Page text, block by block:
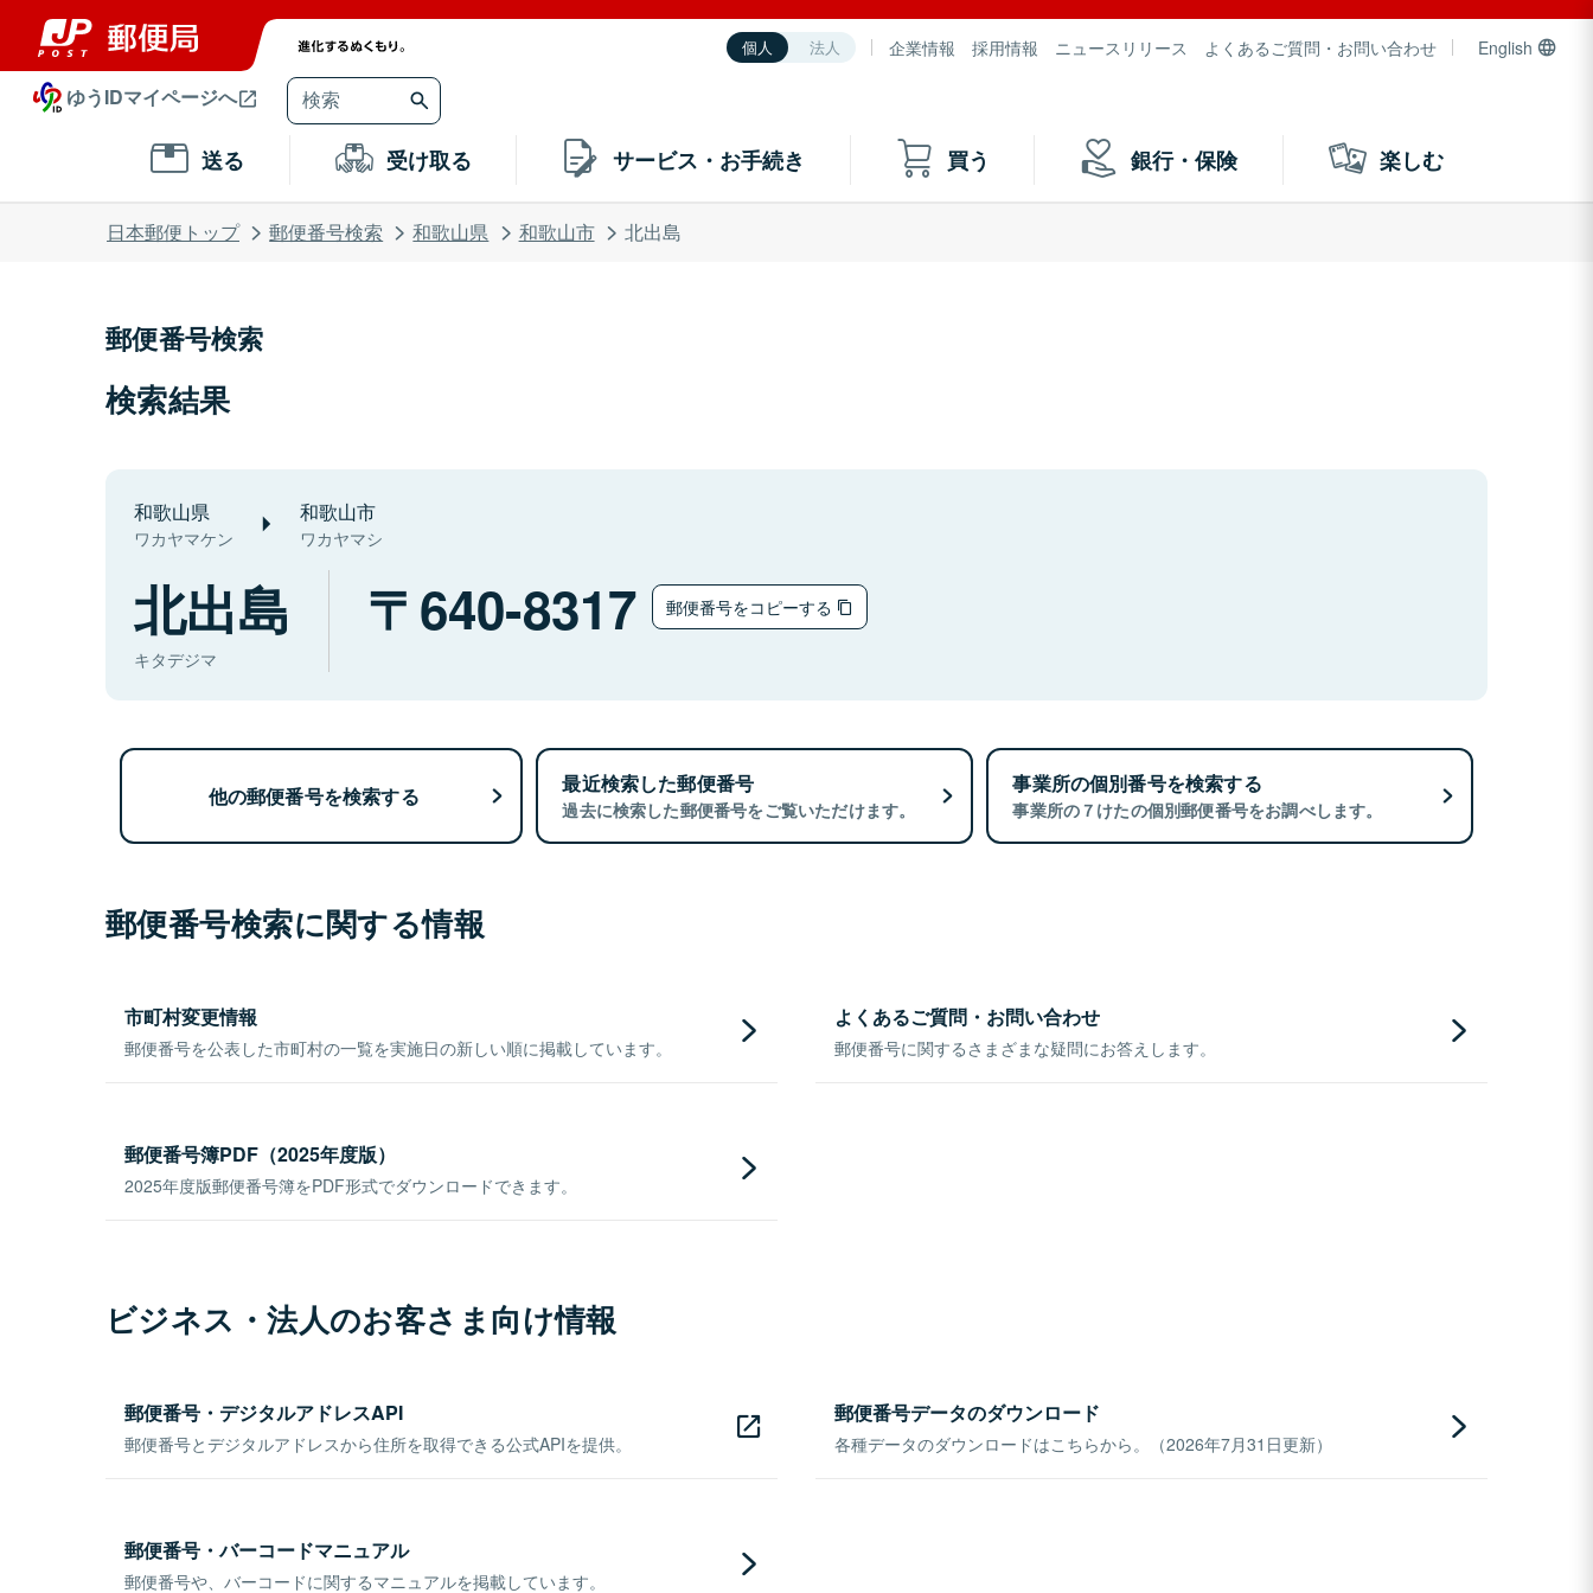
個人 法人 企業情報 採用情報 ニュースリリース よくあるご質問・お問い合わせ English
ゆうIDマイページへ
送る 受け取る サービス・お手続き 買う 銀行・保険 楽しむ
日本郵便トップ 郵便番号検索 和歌山県 和歌山市 北出島
郵便番号検索
検索結果
和歌山県
ワカヤマケン
和歌山市
ワカヤマシ
北出島
キタデジマ
640-8317 郵便番号をコピーする
他の郵便番号を検索する 最近検索した郵便番号
過去に検索した郵便番号をご覧いただけます。
事業所の個別番号を検索する
事業所の７けたの個別郵便番号をお調べします。
郵便番号検索に関する情報
市町村変更情報
郵便番号を公表した市町村の一覧を実施日の新しい順に掲載しています。
よくあるご質問・お問い合わせ
郵便番号に関するさまざまな疑問にお答えします。
郵便番号簿PDF（2025年度版）
2025年度版郵便番号簿をPDF形式でダウンロードできます。
ビジネス・法人のお客さま向け情報
郵便番号・デジタルアドレスAPI
郵便番号とデジタルアドレスから住所を取得できる公式APIを提供。
郵便番号データのダウンロード
各種データのダウンロードはこちらから。（2026年7月31日更新）
郵便番号・バーコードマニュアル
郵便番号や、バーコードに関するマニュアルを掲載しています。